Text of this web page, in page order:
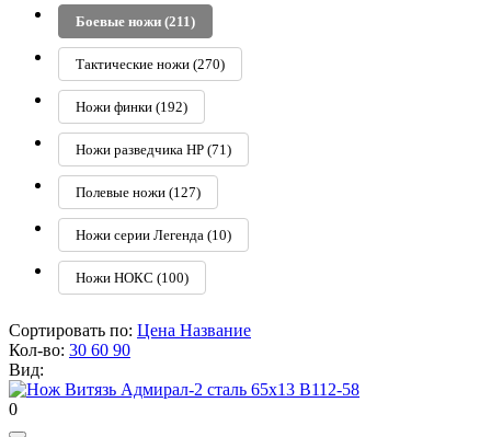
Боевые ножи (211)
Тактические ножи (270)
Ножи финки (192)
Ножи разведчика НР (71)
Полевые ножи (127)
Ножи серии Легенда (10)
Ножи НОКС (100)
Сортировать по: Цена Название
Кол-во: 30 60 90
Вид:
0